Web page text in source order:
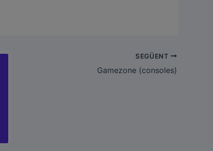
SEGÜENT
Gamezone (consoles)